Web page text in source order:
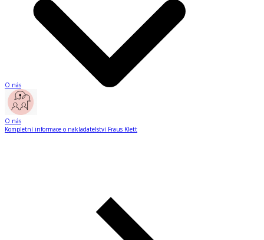
O nás
O nás
Kompletní informace o nakladatelství Fraus Klett